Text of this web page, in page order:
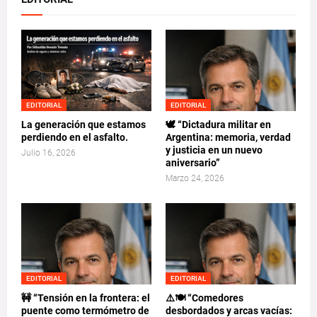
EDITORIAL
La generación que estamos
perdiendo en el asfalto.
Julio 16, 2026
EDITORIAL
🕊️ “Dictadura militar en
Argentina: memoria, verdad
y justicia en un nuevo
aniversario”
Marzo 24, 2026
EDITORIAL
🚧 “Tensión en la frontera: el
puente como termómetro de
EDITORIAL
⚠️🍽️ “Comedores
desbordados y arcas vacías: